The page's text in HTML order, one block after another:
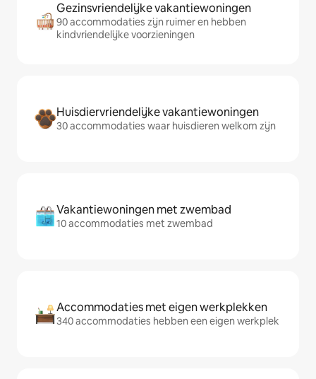
Gezinsvriendelijke vakantiewoningen
90 accommodaties zijn ruimer en hebben
kindvriendelijke voorzieningen
Huisdiervriendelijke vakantiewoningen
30 accommodaties waar huisdieren welkom zijn
Vakantiewoningen met zwembad
10 accommodaties met zwembad
Accommodaties met eigen werkplekken
340 accommodaties hebben een eigen werkplek